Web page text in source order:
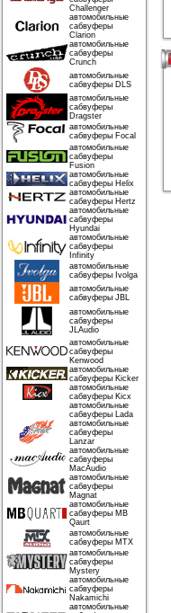
Challenger
автомобильные
сабвуферы
Clarion
автомобильные
сабвуферы
Crunch
автомобильные
сабвуферы DLS
автомобильные
сабвуферы
Dragster
автомобильные
сабвуферы Focal
автомобильные
сабвуферы
Fusion
автомобильные
сабвуферы Helix
автомобильные
сабвуферы Hertz
автомобильные
сабвуферы
Hyundai
автомобильные
сабвуферы
Infinity
автомобильные
сабвуферы Ivolga
автомобильные
сабвуферы JBL
автомобильные
сабвуферы
JLAudio
автомобильные
сабвуферы
Kenwood
автомобильные
сабвуферы Kicker
автомобильные
сабвуферы Kicx
автомобильные
сабвуферы Lada
автомобильные
сабвуферы
Lanzar
автомобильные
сабвуферы
MacAudio
автомобильные
сабвуферы
Magnat
автомобильные
сабвуферы MB
Qaurt
автомобильные
сабвуферы MTX
автомобильные
сабвуферы
Mystery
автомобильные
сабвуферы
Nakamichi
автомобильные